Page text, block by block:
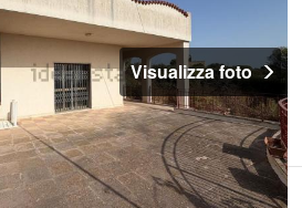
Visualizza foto